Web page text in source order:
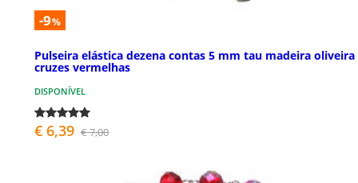
-9%
Pulseira elástica dezena contas 5 mm tau madeira oliveira
cruzes vermelhas
DISPONÍVEL
€ 6,39 € 7,00